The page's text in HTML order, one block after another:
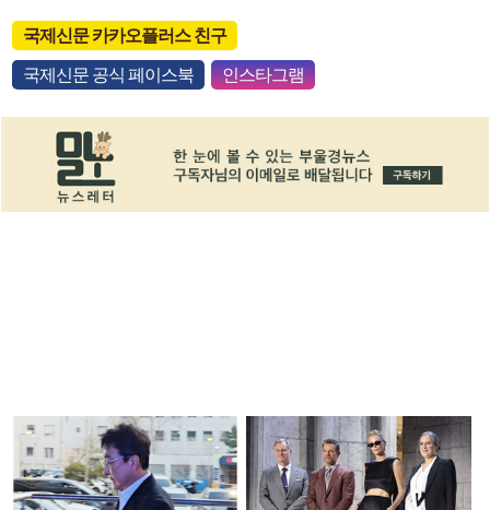
국제신문 카카오플러스 친구
국제신문 공식 페이스북 인스타그램